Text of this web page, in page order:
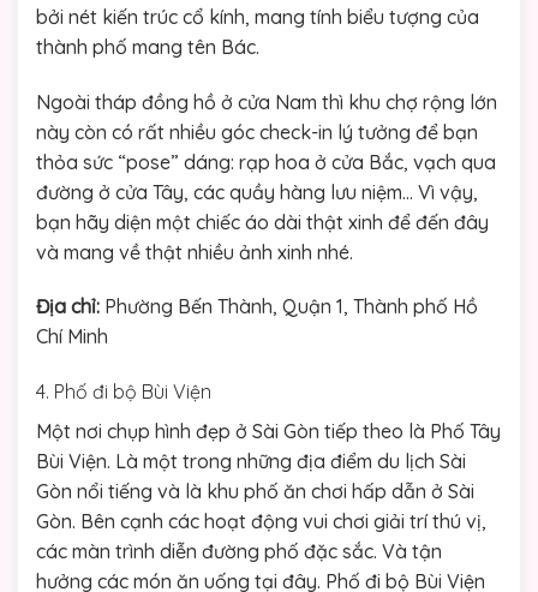
bởi nét kiến trúc cổ kính, mang tính biểu tượng của
thành phố mang tên Bác.
Ngoài tháp đồng hồ ở cửa Nam thì khu chợ rộng lớn
này còn có rất nhiều góc check-in lý tưởng để bạn
thỏa sức “pose” dáng: rạp hoa ở cửa Bắc, vạch qua
đường ở cửa Tây, các quầy hàng lưu niệm… Vì vậy,
bạn hãy diện một chiếc áo dài thật xinh để đến đây
và mang về thật nhiều ảnh xinh nhé.
Địa chỉ: Phường Bến Thành, Quận 1, Thành phố Hồ
Chí Minh
4. Phố đi bộ Bùi Viện
Một nơi chụp hình đẹp ở Sài Gòn tiếp theo là Phố Tây
Bùi Viện. Là một trong những địa điểm du lịch Sài
Gòn nổi tiếng và là khu phố ăn chơi hấp dẫn ở Sài
Gòn. Bên cạnh các hoạt động vui chơi giải trí thú vị,
các màn trình diễn đường phố đặc sắc. Và tận
hưởng các món ăn uống tại đây. Phố đi bộ Bùi Viện